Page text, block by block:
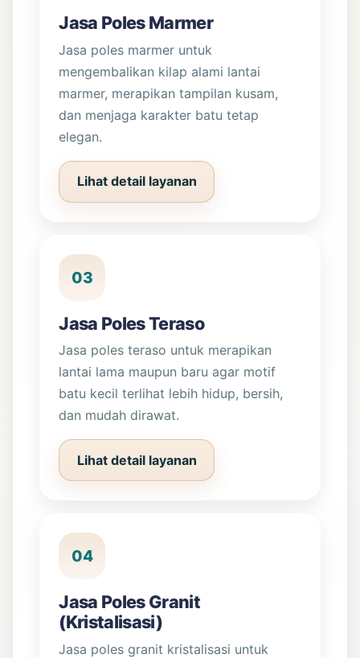
Jasa Poles Marmer
Jasa poles marmer untuk
mengembalikan kilap alami lantai
marmer, merapikan tampilan kusam,
dan menjaga karakter batu tetap
elegan.
Lihat detail layanan
03
Jasa Poles Teraso
Jasa poles teraso untuk merapikan
lantai lama maupun baru agar motif
batu kecil terlihat lebih hidup, bersih,
dan mudah dirawat.
Lihat detail layanan
04
Jasa Poles Granit
(Kristalisasi)
Jasa poles granit kristalisasi untuk